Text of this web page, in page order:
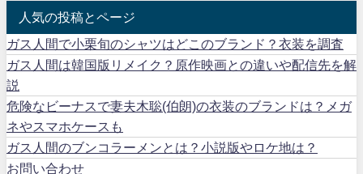
人気の投稿とページ
ガス人間で小栗旬のシャツはどこのブランド？衣装を調査
ガス人間は韓国版リメイク？原作映画との違いや配信先を解
説
危険なビーナスで妻夫木聡(伯朗)の衣装のブランドは？メガ
ネやスマホケースも
ガス人間のブンコラーメンとは？小説版やロケ地は？
お問い合わせ